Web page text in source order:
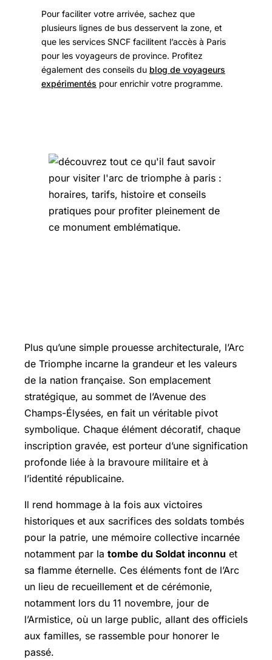
Pour faciliter votre arrivée, sachez que
plusieurs lignes de bus desservent la zone, et
que les services SNCF facilitent l’accès à Paris
pour les voyageurs de province. Profitez
également des conseils du blog de voyageurs
expérimentés pour enrichir votre programme.
Plus qu’une simple prouesse architecturale, l’Arc
de Triomphe incarne la grandeur et les valeurs
de la nation française. Son emplacement
stratégique, au sommet de l’Avenue des
Champs-Élysées, en fait un véritable pivot
symbolique. Chaque élément décoratif, chaque
inscription gravée, est porteur d’une signification
profonde liée à la bravoure militaire et à
l’identité républicaine.
Il rend hommage à la fois aux victoires
historiques et aux sacrifices des soldats tombés
pour la patrie, une mémoire collective incarnée
notamment par la tombe du Soldat inconnu et
sa flamme éternelle. Ces éléments font de l’Arc
un lieu de recueillement et de cérémonie,
notamment lors du 11 novembre, jour de
l’Armistice, où un large public, allant des officiels
aux familles, se rassemble pour honorer le
passé.